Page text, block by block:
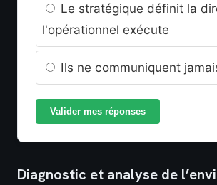
Le stratégique définit la
l'opérationnel exécute
Ils ne communiquent
Valider mes réponses
Diagnostic et analyse de